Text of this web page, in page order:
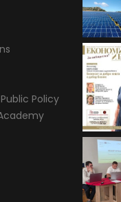
Policy